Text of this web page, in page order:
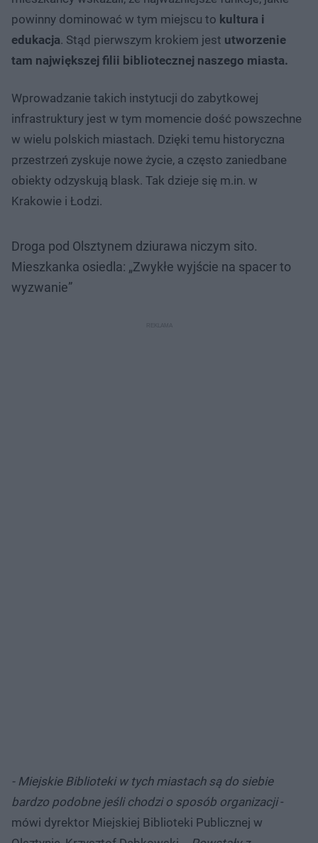
powinny dominować w tym miejscu to kultura i
edukacja. Stąd pierwszym krokiem jest utworzenie
tam największej filii bibliotecznej naszego miasta.
Wprowadzanie takich instytucji do zabytkowej
infrastruktury jest w tym momencie dość powszechne
w wielu polskich miastach. Dzięki temu historyczna
przestrzeń zyskuje nowe życie, a często zaniedbane
obiekty odzyskują blask. Tak dzieje się m.in. w
Krakowie i Łodzi.
Droga pod Olsztynem dziurawa niczym sito.
Mieszkanka osiedla: „Zwykłe wyjście na spacer to
wyzwanie”
- Miejskie Biblioteki w tych miastach są do siebie
bardzo podobne jeśli chodzi o sposób organizacji-
mówi dyrektor Miejskiej Biblioteki Publicznej w